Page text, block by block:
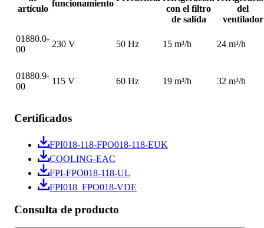
artículo
funcionamiento
con el filtro
de salida
del
ventilador
01880.0-
00
230 V 50 Hz 15 m³/h 24 m³/h
01880.9-
00
115 V 60 Hz 19 m³/h 32 m³/h
Certificados
FPI018-118-FPO018-118-EUK
COOLING-EAC
FPI-FPO018-118-UL
FPI018_FPO018-VDE
Consulta de producto